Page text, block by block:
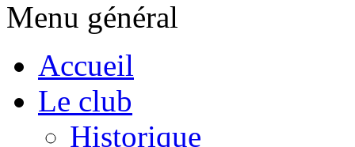
Menu général
Accueil
Le club
Historique